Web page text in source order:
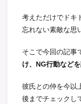
考えただけでドキ
忘れない素敵な思
そこで今回の記事
け、NG行動など
彼氏との仲を今以
後までチェックし